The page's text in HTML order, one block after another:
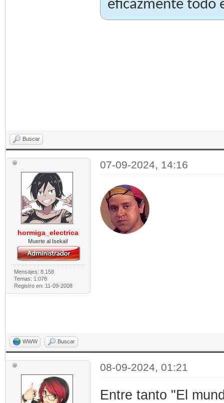
eficazmente todo
Buscar
hormiga_electrica
Muerte al Isekai!
Mensajes: 8.158
Temas: 1.078
Registro en: 11-09-2008
07-09-2024, 14:16
WWW Buscar
08-09-2024, 01:21
Entre tanto "El